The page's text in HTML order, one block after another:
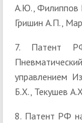
А.Ю., Филиппов
Гришин А.П.,
7. Патент
управлением
Б.Х., Текушев
8. Патент РФ